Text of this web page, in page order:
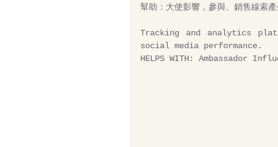
幫助：大使影響，參與、銷售線索
Tracking and analytics
social media performance.
HELPS WITH: Ambassador